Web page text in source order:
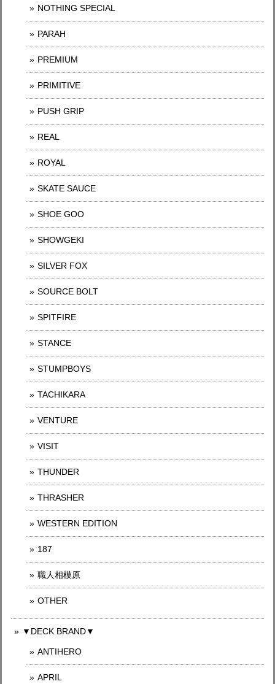
NOTHING SPECIAL
PARAH
PREMIUM
PRIMITIVE
PUSH GRIP
REAL
ROYAL
SKATE SAUCE
SHOE GOO
SHOWGEKI
SILVER FOX
SOURCE BOLT
SPITFIRE
STANCE
STUMPBOYS
TACHIKARA
VENTURE
VISIT
THUNDER
THRASHER
WESTERN EDITION
187
職人相模原
OTHER
▼DECK BRAND▼
ANTIHERO
APRIL